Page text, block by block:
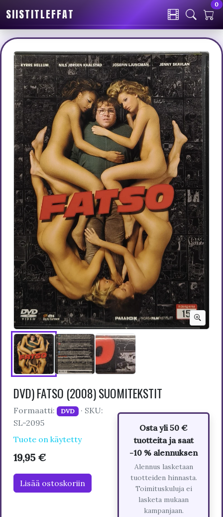
SIISTITLEFFAT
0
DVD) FATSO (2008) SUOMITEKSTIT
Formaatti: DVD · SKU:
SL-2095
Tuote on käytetty
19,95 €
Lisää ostoskoriin
Osta yli 50 €
tuotteita ja saat
-10 % alennuksen
Alennus lasketaan
tuotteiden hinnasta.
Toimituskuluja ei
lasketa mukaan
kampanjaan.